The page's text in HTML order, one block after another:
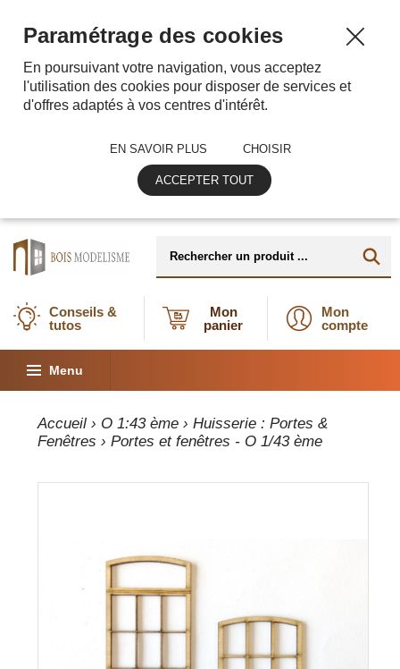
Conseils &
tutos
Mon
panier
Mon
compte
Menu
Accueil › O 1:43 ème ›Huisserie : Portes &
Fenêtres › Portes et fenêtres - O 1/43 ème
Paramétrage des cookies
En poursuivant votre navigation, vous acceptez
l'utilisation des cookies pour disposer de services et
d'offres adaptés à vos centres d'intérêt.
EN SAVOIR PLUS CHOISIR
ACCEPTER TOUT